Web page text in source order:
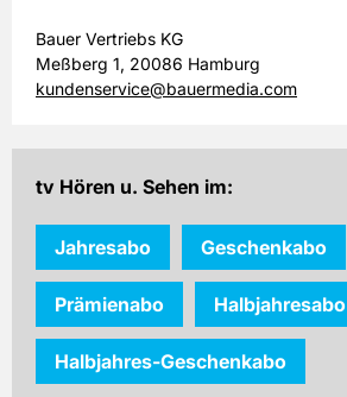
Prämie auswählen
Laufzeit:
6 Monate
PAYBACK:
50 Basispunkte
inkl. gesetzl. MwSt. & Versand
Bauer Vertriebs KG
Meßberg 1, 20086 Hamburg
kundenservice@bauermedia.com
tv Hören u. Sehen im:
Jahresabo Geschenkabo
Prämienabo Halbjahresabo
Halbjahres-Geschenkabo